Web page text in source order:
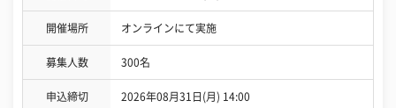
開催場所 オンラインにて実施
募集人数 300名
申込締切 2026年08月31日(月) 14:00